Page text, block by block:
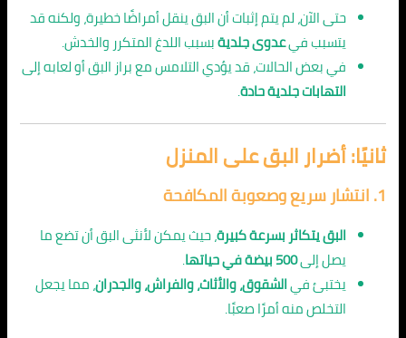
حتى الآن، لم يتم إثبات أن البق ينقل أمراضًا خطيرة، ولكنه قد
يتسبب فيعدوى جلديةبسبب اللدغ المتكرر والخدش.
في بعض الحالات، قد يؤدي التلامس مع براز البق أو لعابه إلى
التهابات جلدية حادة.
ثانيًا: أضرار البق على المنزل
1. انتشار سريع وصعوبة المكافحة
البق يتكاثر بسرعة كبيرة، حيث يمكن لأنثى البق أن تضع ما
يصل إلى500 بيضة في حياتها
.
يختبئ فيالشقوق، والأثاث، والفراش، والجدران، مما يجعل
التخلص منه أمرًا صعبًا.